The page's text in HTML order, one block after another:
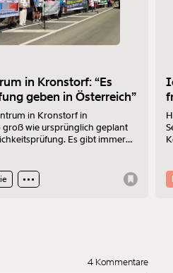
in Kronstorf: “Es
geben in Österreich”
in Kronstorf in
groß wie ursprünglich geplant
Es gibt immer
im Interview, wo die
sich vom Protest erhofft.
4 Kommentare